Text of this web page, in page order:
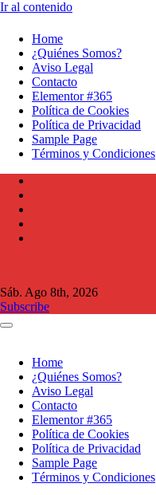
Ir al contenido
Home
¿Quiénes Somos?
Aviso Legal
Contacto
Elementor #365
Política de Cookies
Política de Privacidad
Sample Page
Términos y Condiciones
Sáb. Ago 8th, 2026
Subscribe
Home
¿Quiénes Somos?
Aviso Legal
Contacto
Elementor #365
Política de Cookies
Política de Privacidad
Sample Page
Términos y Condiciones